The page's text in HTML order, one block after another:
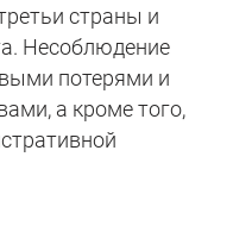
страны и
Несоблюдение
потерями и
а кроме того,